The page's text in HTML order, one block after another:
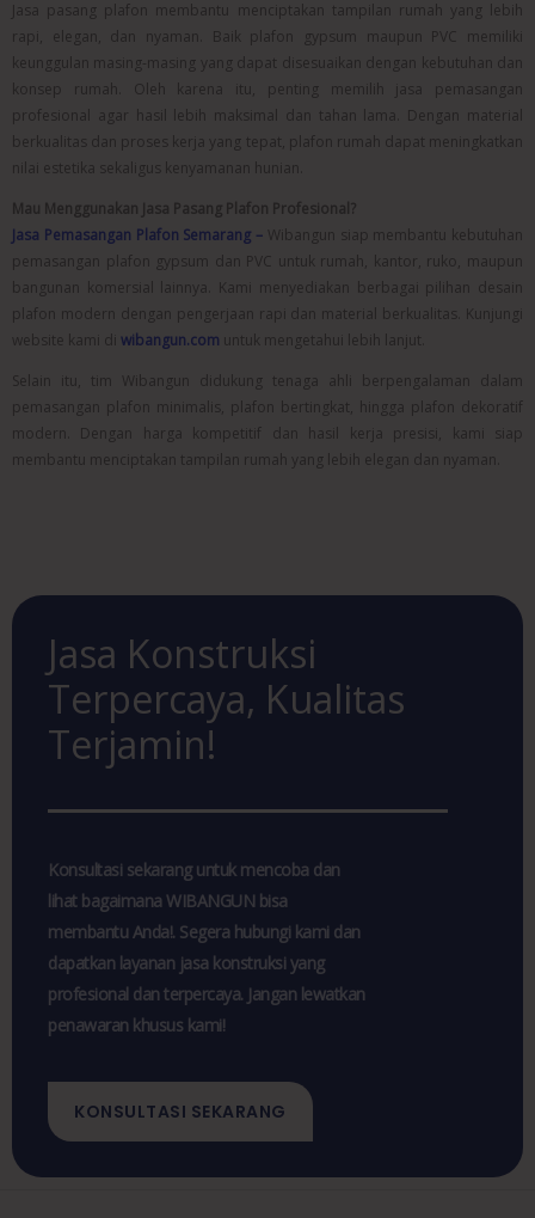
Jasa pasang plafon membantu menciptakan tampilan rumah yang lebih
rapi, elegan, dan nyaman. Baik plafon gypsum maupun PVC memiliki
keunggulan masing-masing yang dapat disesuaikan dengan kebutuhan dan
konsep rumah. Oleh karena itu, penting memilih jasa pemasangan
profesional agar hasil lebih maksimal dan tahan lama. Dengan material
berkualitas dan proses kerja yang tepat, plafon rumah dapat meningkatkan
nilai estetika sekaligus kenyamanan hunian.
Mau Menggunakan Jasa Pasang Plafon Profesional?
Jasa Pemasangan Plafon Semarang – Wibangun siap membantu kebutuhan
pemasangan plafon gypsum dan PVC untuk rumah, kantor, ruko, maupun
bangunan komersial lainnya. Kami menyediakan berbagai pilihan desain
plafon modern dengan pengerjaan rapi dan material berkualitas. Kunjungi
website kami di wibangun.com untuk mengetahui lebih lanjut.
Selain itu, tim Wibangun didukung tenaga ahli berpengalaman dalam
pemasangan plafon minimalis, plafon bertingkat, hingga plafon dekoratif
modern. Dengan harga kompetitif dan hasil kerja presisi, kami siap
membantu menciptakan tampilan rumah yang lebih elegan dan nyaman.
Jasa Konstruksi
Terpercaya, Kualitas
Terjamin!
Konsultasi sekarang untuk mencoba dan
lihat bagaimana WIBANGUN bisa
membantu Anda!. Segera hubungi kami dan
dapatkan layanan jasa konstruksi yang
profesional dan terpercaya. Jangan lewatkan
penawaran khusus kami!
KONSULTASI SEKARANG